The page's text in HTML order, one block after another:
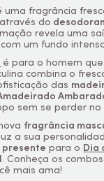
uma fragrância
do
revela uma
um fundo
é para o homem
combina o
das
sem se perder no
fragrância
a sua
presente para o Dia
. Conheça os
mais ama!